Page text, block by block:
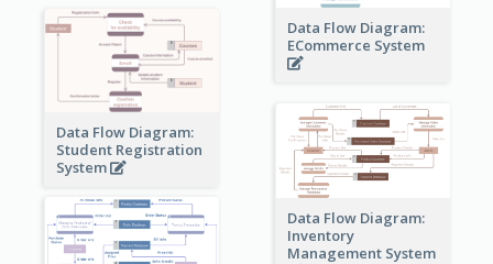
Data Flow Diagram:
ECommerce System
Data Flow Diagram:
Student Registration
System
Data Flow Diagram:
Inventory
Management System